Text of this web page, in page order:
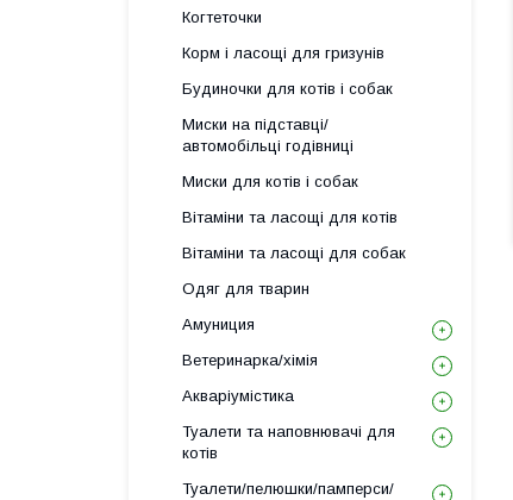
Когтеточки
Корм і ласощі для гризунів
Будиночки для котів і собак
Миски на підставці/
автомобільці годівниці
Миски для котів і собак
Вітаміни та ласощі для котів
Вітаміни та ласощі для собак
Одяг для тварин
Амуниция
Ветеринарка/хімія
Акваріумістика
Туалети та наповнювачі для
котів
Туалети/пелюшки/памперси/